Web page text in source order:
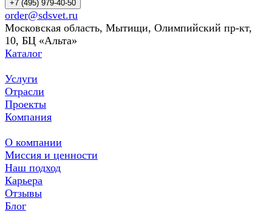
+7 (495) 979-40-50
order@sdsvet.ru
Московская область, Мытищи, Олимпийский пр-кт,
10, БЦ «Альта»
Каталог
Услуги
Отрасли
Проекты
Компания
О компании
Миссия и ценности
Наш подход
Карьера
Отзывы
Блог